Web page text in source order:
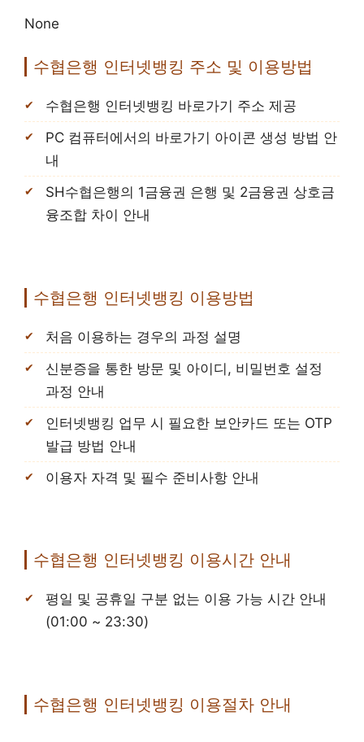
None
수협은행 인터넷뱅킹 주소 및 이용방법
수협은행 인터넷뱅킹 바로가기 주소 제공
PC 컴퓨터에서의 바로가기 아이콘 생성 방법 안
내
SH수협은행의 1금융권 은행 및 2금융권 상호금
융조합 차이 안내
수협은행 인터넷뱅킹 이용방법
처음 이용하는 경우의 과정 설명
신분증을 통한 방문 및 아이디, 비밀번호 설정
과정 안내
인터넷뱅킹 업무 시 필요한 보안카드 또는 OTP
발급 방법 안내
이용자 자격 및 필수 준비사항 안내
수협은행 인터넷뱅킹 이용시간 안내
평일 및 공휴일 구분 없는 이용 가능 시간 안내
(01:00 ~ 23:30)
수협은행 인터넷뱅킹 이용절차 안내